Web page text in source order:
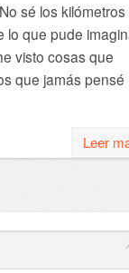
sé los kilómetros
lo que pude
visto cosas que
que jamás pensé
Leer